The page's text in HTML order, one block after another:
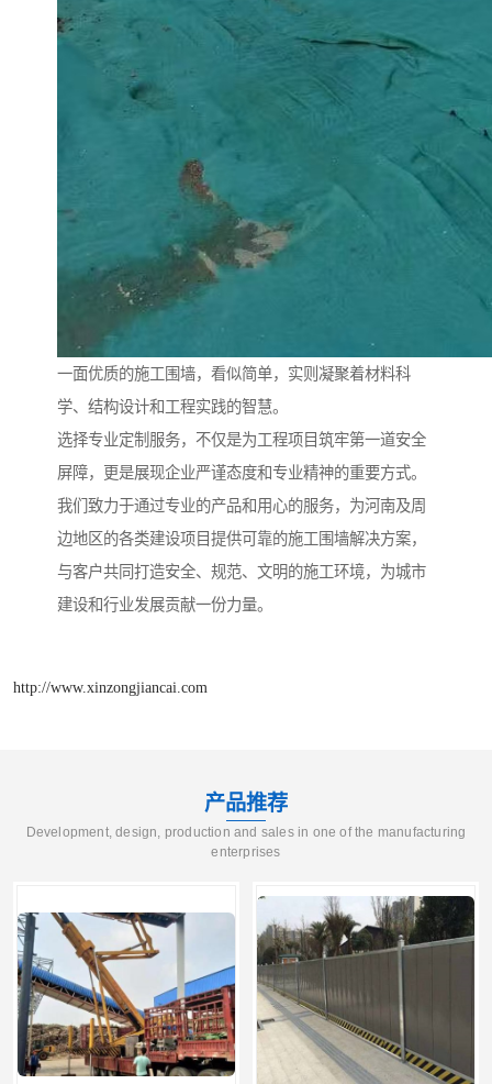
一面优质的施工围墙，看似简单，实则凝聚着材料科
学、结构设计和工程实践的智慧。
选择专业定制服务，不仅是为工程项目筑牢第一道安全
屏障，更是展现企业严谨态度和专业精神的重要方式。
我们致力于通过专业的产品和用心的服务，为河南及周
边地区的各类建设项目提供可靠的施工围墙解决方案，
与客户共同打造安全、规范、文明的施工环境，为城市
建设和行业发展贡献一份力量。
http://www.xinzongjiancai.com
产品推荐
Development, design, production and sales in one of the manufacturing
enterprises